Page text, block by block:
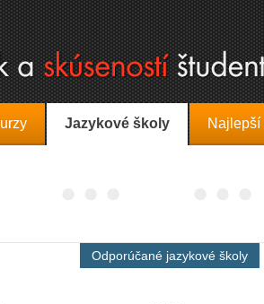
Jazykové školy Najlepší
Odporúčané jazykové školy